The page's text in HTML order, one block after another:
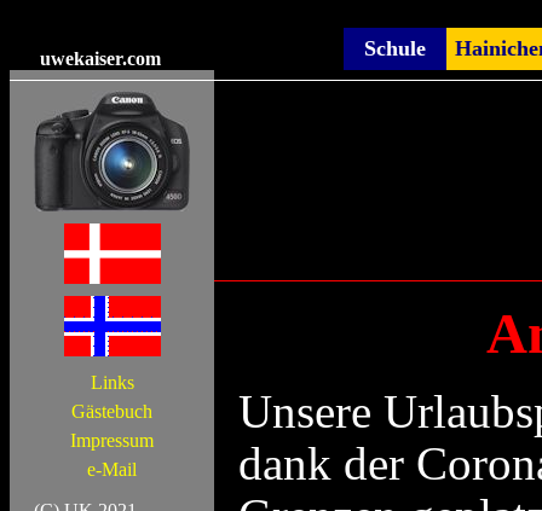
uwekaiser.com Schule
Links
Gästebuch
Impressum
e-Mail
Unsere
dank der